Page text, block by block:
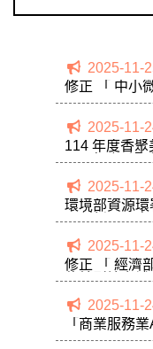
2025-11-
修正 「 中小
2025-11-
114 年度香
114 年度香聚
2025-11-
環境部資源
環創新及硏
2025-11-
修正 「 經濟
位轉型培力
2025-11-
「商業服務